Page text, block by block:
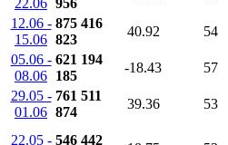
22.06 956
12.06 -
15.06
875 416
823
40.92 54
05.06 -
08.06
621 194
185
-18.43 57
29.05 -
01.06
761 511
874
39.36 53
22.05 - 546 442